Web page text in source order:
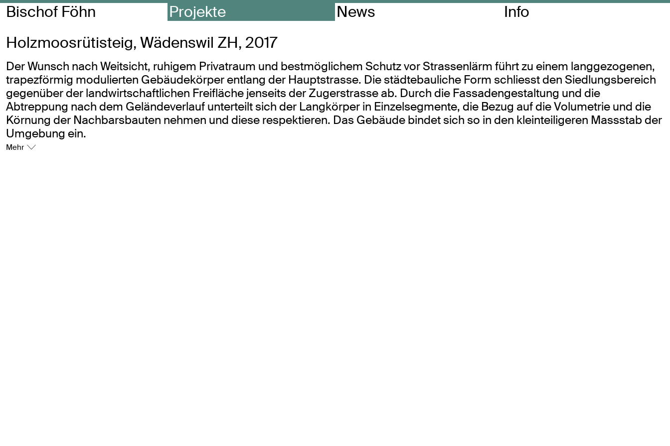
Bischof Föhn Projekte News
Info
Holzmoosrütisteig, Wädenswil ZH, 2017
Der Wunsch nach Weitsicht, ruhigem Privatraum und bestmöglichem Schutz vor Strassenlärm führt zu einem langgezogenen,
trapezförmig modulierten Gebäudekörper entlang der Hauptstrasse. Die städtebauliche Form schliesst den Siedlungsbereich
gegenüber der landwirtschaftlichen Freifläche jenseits der Zugerstrasse ab. Durch die Fassadengestaltung und die
Abtreppung nach dem Geländeverlauf unterteilt sich der Langkörper in Einzelsegmente, die Bezug auf die Volumetrie und die
Körnung der Nachbarsbauten nehmen und diese respektieren. Das Gebäude bindet sich so in den kleinteiligeren Massstab der
Umgebung ein.
Mehr